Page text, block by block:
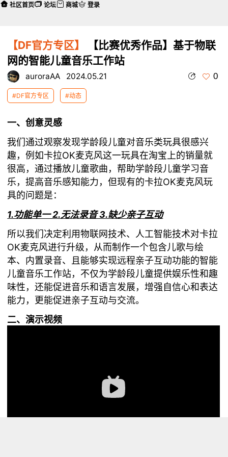
【DF官方专区】
【比赛优秀作品】基于物联
网的智能儿童音乐工作站
auroraAA 2024.05.21 0
#DF官方专区 #动态
一、创意灵感
我们通过观察发现学龄段儿童对音乐类玩具很感兴
趣，例如卡拉OK麦克风这一玩具在淘宝上的销量就
很高，通过播放儿童歌曲，帮助学龄段儿童学习音
乐，提高音乐感知能力，但现有的卡拉OK麦克风玩
具的问题是：
1.功能单一 2.无法录音 3.缺少亲子互动
所以我们决定利用物联网技术、人工智能技术对卡拉
OK麦克风进行升级，从而制作一个包含儿歌与绘
本、内置录音、且能够实现远程亲子互动功能的智能
儿童音乐工作站，不仅为学龄段儿童提供娱乐性和趣
味性，还能促进音乐和语言发展，增强自信心和表达
能力，更能促进亲子互动与交流。
二、演示视频
社区首页 论坛 商城 登录